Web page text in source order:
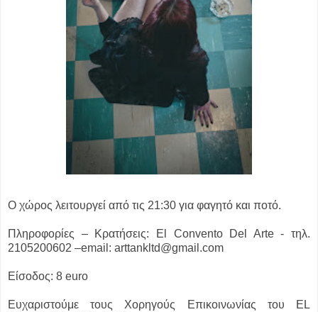
Ο χώρος λειτουργεί από τις 21:30 για φαγητό και ποτό.
Πληροφορίες – Κρατήσεις: El Convento Del Arte - τηλ.
2105200602 –email: arttankltd@gmail.com
Είσοδος: 8 euro
Ευχαριστούμε τους Χορηγούς Επικοινωνίας του EL